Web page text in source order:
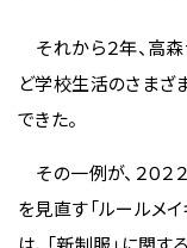
それから２年、高
ど学校生活のさまざ
できた。
その一例が、２０
を見直す「ルールメ